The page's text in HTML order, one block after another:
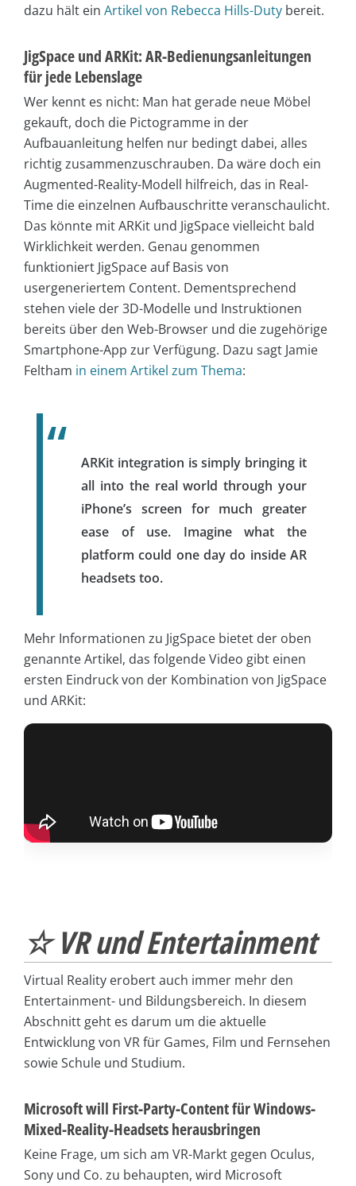
dazu hält ein Artikel von Rebecca Hills-Duty bereit.
JigSpace und ARKit: AR-Bedienungsanleitungen
für jede Lebenslage
Wer kennt es nicht: Man hat gerade neue Möbel
gekauft, doch die Pictogramme in der
Aufbauanleitung helfen nur bedingt dabei, alles
richtig zusammenzuschrauben. Da wäre doch ein
Augmented-Reality-Modell hilfreich, das in Real-
Time die einzelnen Aufbauschritte veranschaulicht.
Das könnte mit ARKit und JigSpace vielleicht bald
Wirklichkeit werden. Genau genommen
funktioniert JigSpace auf Basis von
usergeneriertem Content. Dementsprechend
stehen viele der 3D-Modelle und Instruktionen
bereits über den Web-Browser und die zugehörige
Smartphone-App zur Verfügung. Dazu sagt Jamie
Feltham in einem Artikel zum Thema:
ARKit integration is simply bringing it
all into the real world through your
iPhone’s screen for much greater
ease of use. Imagine what the
platform could one day do inside AR
headsets too.
Mehr Informationen zu JigSpace bietet der oben
genannte Artikel, das folgende Video gibt einen
ersten Eindruck von der Kombination von JigSpace
und ARKit:
☆ VR und Entertainment
Virtual Reality erobert auch immer mehr den
Entertainment- und Bildungsbereich. In diesem
Abschnitt geht es darum um die aktuelle
Entwicklung von VR für Games, Film und Fernsehen
sowie Schule und Studium.
Microsoft will First-Party-Content für Windows-
Mixed-Reality-Headsets herausbringen
Keine Frage, um sich am VR-Markt gegen Oculus,
Sony und Co. zu behaupten, wird Microsoft